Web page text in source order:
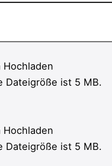
Dateigröße ist 5 MB.
Dateigröße ist 5 MB.